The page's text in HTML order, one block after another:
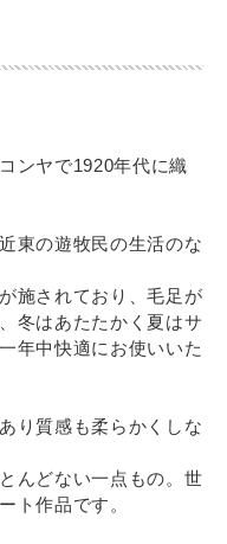
ンヤで1920年代に織
東の遊牧民の生活のな
施されており、毛足が
冬はあたたかく夏はサ
年中快適にお使いいた
り質感も柔らかくしな
んどない一点もの。世
ト作品です。